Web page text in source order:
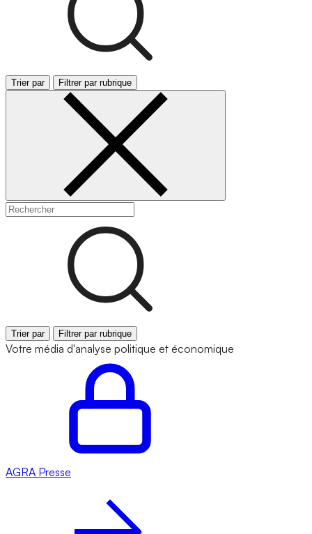
Trier par Filtrer par rubrique
Trier par Filtrer par rubrique
Votre média d'analyse politique et économique
AGRA Presse